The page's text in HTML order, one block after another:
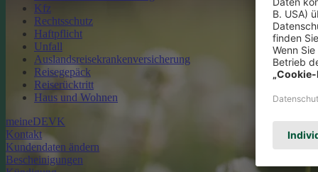
Kfz
Rechtsschutz
Haftpflicht
Unfall
Auslandsreisekrankenversicherung
Reisegepäck
Reiserücktritt
Haus und Wohnen
meineDEVK
Kontakt
Kundendaten ändern
Bescheinigungen